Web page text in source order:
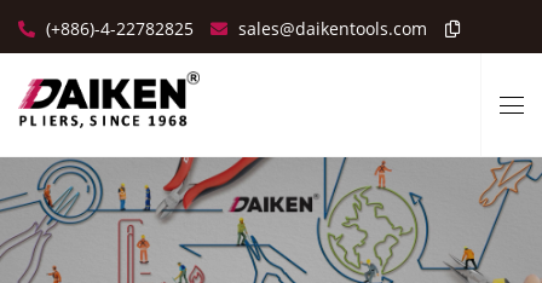
(+886)-4-22782825 sales@daikentools.com